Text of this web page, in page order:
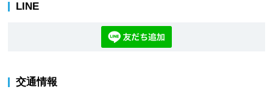
LINE
交通情報